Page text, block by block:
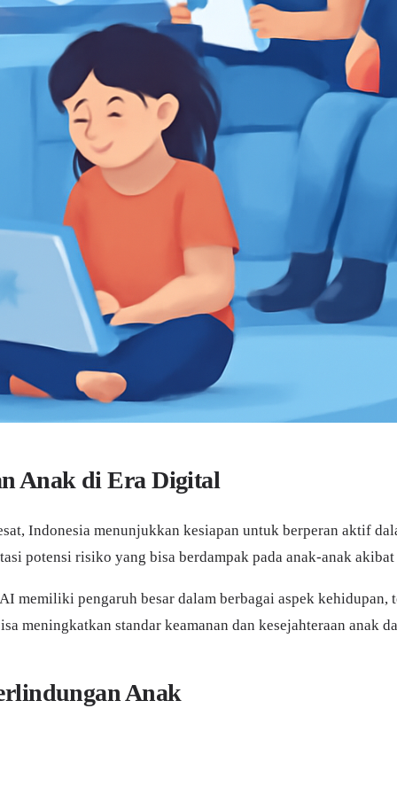
Anak di Era Digital
Indonesia menunjukkan kesiapan untuk berperan aktif
potensi risiko yang bisa berdampak pada anak-anak
memiliki pengaruh besar dalam berbagai aspek
meningkatkan standar keamanan dan kesejahteraan anak
Anak